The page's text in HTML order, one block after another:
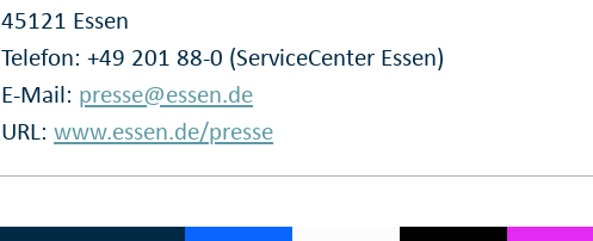
45121 Essen
Telefon: +49 201 88-0 (ServiceCenter Essen)
E-Mail: presse@essen.de
URL:www.essen.de/presse